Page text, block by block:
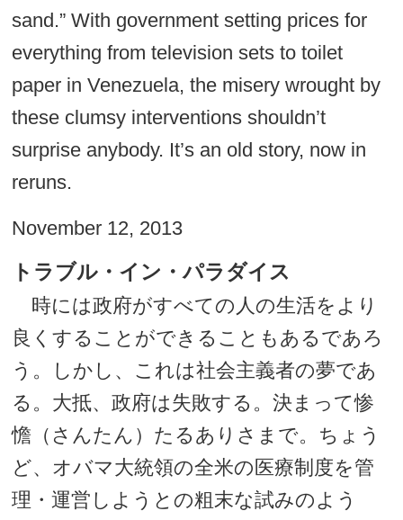
sand.” With government setting prices for
everything from television sets to toilet
paper in Venezuela, the misery wrought by
these clumsy interventions shouldn’t
surprise anybody. It’s an old story, now in
reruns.
November 12, 2013
トラブル・イン・パラダイス
時には政府がすべての人の生活をより
良くすることができることもあるであろ
う。しかし、これは社会主義者の夢であ
る。大抵、政府は失敗する。決まって惨
憺（さんたん）たるありさまで。ちょう
ど、オバマ大統領の全米の医療制度を管
理・運営しようとの粗末な試みのよう